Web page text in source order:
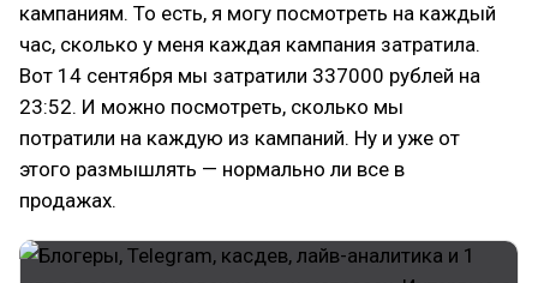
кампаниям. То есть, я могу посмотреть на каждый
час, сколько у меня каждая кампания затратила.
Вот 14 сентября мы затратили 337000 рублей на
23:52. И можно посмотреть, сколько мы
потратили на каждую из кампаний. Ну и уже от
этого размышлять — нормально ли все в
продажах.